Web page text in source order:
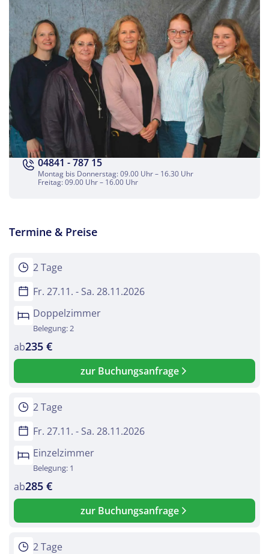
Teile diese Reise
Weihnachtszauber auf Schloss Bückeburg
Facebook
Twitter
per E-Mail senden
Link kopieren
04841 - 787 15
Montag bis Donnerstag: 09.00 Uhr – 16.30 Uhr
Freitag: 09.00 Uhr – 16.00 Uhr
Termine & Preise
2 Tage
Fr. 27.11. - Sa. 28.11.2026
Doppelzimmer
Belegung: 2
ab235 €
zur Buchungsanfrage
2 Tage
Fr. 27.11. - Sa. 28.11.2026
Einzelzimmer
Belegung: 1
ab285 €
zur Buchungsanfrage
2 Tage